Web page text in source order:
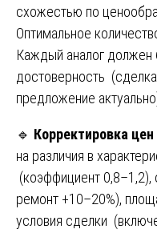
схожестью по
Оптимальное
Каждый аналог должен
достоверность
предложение
🔹 Корректировка цен
на различия в
(коэффициент
ремонт +10–20%),
условия сделки